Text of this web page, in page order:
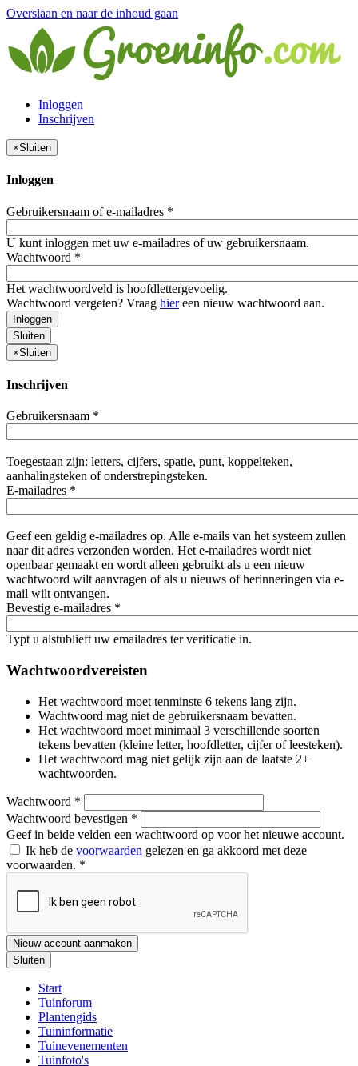
Overslaan en naar de inhoud gaan
Inloggen
Inschrijven
×Sluiten
Inloggen
Gebruikersnaam of e-mailadres *
U kunt inloggen met uw e-mailadres of uw gebruikersnaam.
Wachtwoord *
Het wachtwoordveld is hoofdlettergevoelig.
Wachtwoord vergeten? Vraag hiereen nieuw wachtwoord aan.
Inloggen
Sluiten
×Sluiten
Inschrijven
Gebruikersnaam *
Toegestaan zijn: letters, cijfers, spatie, punt, koppelteken,
aanhalingsteken of onderstrepingsteken.
E-mailadres *
Geef een geldig e-mailadres op. Alle e-mails van het systeem zullen
naar dit adres verzonden worden. Het e-mailadres wordt niet
openbaar gemaakt en wordt alleen gebruikt als u een nieuw
wachtwoord wilt aanvragen of als u nieuws of herinneringen via e-
mail wilt ontvangen.
Bevestig e-mailadres *
Typt u alstublieft uw emailadres ter verificatie in.
Wachtwoordvereisten
Het wachtwoord moet tenminste 6 tekens lang zijn.
Wachtwoord mag niet de gebruikersnaam bevatten.
Het wachtwoord moet minimaal 3 verschillende soorten
tekens bevatten (kleine letter, hoofdletter, cijfer of leesteken).
Het wachtwoord mag niet gelijk zijn aan de laatste 2+
wachtwoorden.
Wachtwoord *
Wachtwoord bevestigen *
Geef in beide velden een wachtwoord op voor het nieuwe account.
Ik heb de voorwaarden gelezen en ga akkoord met deze
voorwaarden. *
Nieuw account aanmaken
Sluiten
Start
Tuinforum
Plantengids
Tuininformatie
Tuinevenementen
Tuinfoto's